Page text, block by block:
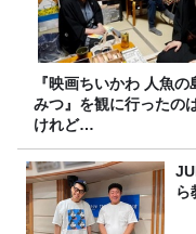
『映画ちいかわ 人魚の
みつ』を観に行ったの
けれど…
JUNK バナナ
ら